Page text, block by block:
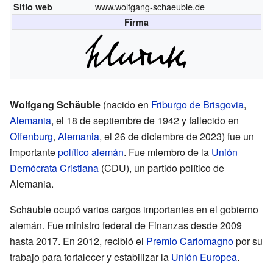
Sitio web www.wolfgang-schaeuble.de
Firma
Wolfgang Schäuble (nacido en Friburgo de Brisgovia,
Alemania, el 18 de septiembre de 1942 y fallecido en
Offenburg, Alemania, el 26 de diciembre de 2023) fue un
importantepolíticoalemán. Fue miembro de la Unión
Demócrata Cristiana (CDU), un partido político de
Alemania.
Schäuble ocupó varios cargos importantes en el gobierno
alemán. Fue ministro federal de Finanzas desde 2009
hasta 2017. En 2012, recibió el Premio Carlomagnopor su
trabajo para fortalecer y estabilizar la Unión Europea.